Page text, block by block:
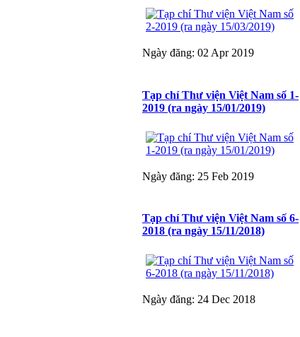
Ngày đăng: 02 Apr 2019
Tạp chí Thư viện Việt Nam số 1-
2019 (ra ngày 15/01/2019)
Ngày đăng: 25 Feb 2019
Tạp chí Thư viện Việt Nam số 6-
2018 (ra ngày 15/11/2018)
Ngày đăng: 24 Dec 2018